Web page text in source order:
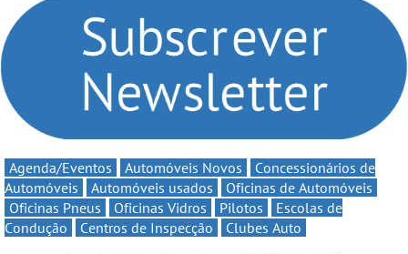
compromisso com o
automobilismo nacional
continua em 2026
Volta” com descontos de
Agenda/Eventos Automóveis Novos
Concessionários de
Automóveis
Automóveis usados
Oficinas de Automóveis
Oficinas Pneus
Oficinas Vidros Pilotos
Escolas de
Condução
Centros de Inspecção Clubes Auto